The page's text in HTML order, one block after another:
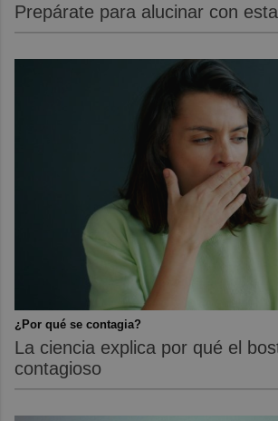
Prepárate para alucinar con
¿Por qué se contagia?
La ciencia explica por qué el
contagioso